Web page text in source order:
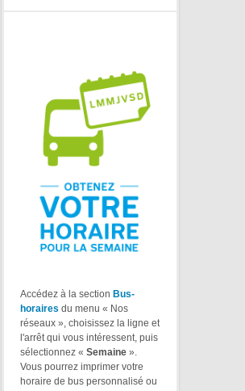
Accédez à la section Bus-
horaires du menu « Nos
réseaux », choisissez la ligne et
l'arrêt qui vous intéressent, puis
sélectionnez « Semaine ».
Vous pourrez imprimer votre
horaire de bus personnalisé ou